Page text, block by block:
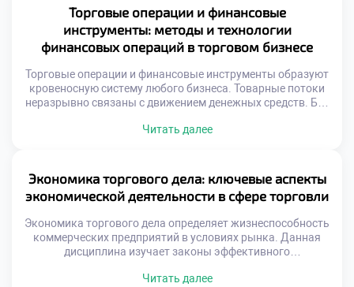
процессов исключает человеческие ошибки учета.
Информационные системы синхронизируют спрос с
предложением. Эффективность склада […]
Торговые операции и финансовые
инструменты: методы и технологии
финансовых операций в торговом бизнесе
Торговые операции и финансовые инструменты образуют
кровеносную систему любого бизнеса. Товарные потоки
неразрывно связаны с движением денежных средств. Без
останавливается мгновенно. Эффективные расчеты
методы оплаты товаров. Управление ликвидностью
становится ключевой задачей менеджера. Риски
неплатежей требуют надежных механизмов защиты.
Финансовая дисциплина определяет выживаемость
компании […]
Читать далее
Экономика торгового дела: ключевые аспекты
экономической деятельности в сфере торговли
Экономика торгового дела определяет жизнеспособность
коммерческих предприятий в условиях рынка. Данная
дисциплина изучает законы эффективного
прибыли. Понимание экономических механизмов
Читать далее